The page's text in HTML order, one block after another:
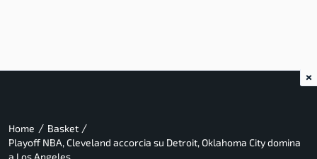
Home / Basket /
Playoff NBA, Cleveland accorcia su Detroit, Oklahoma City domina
×